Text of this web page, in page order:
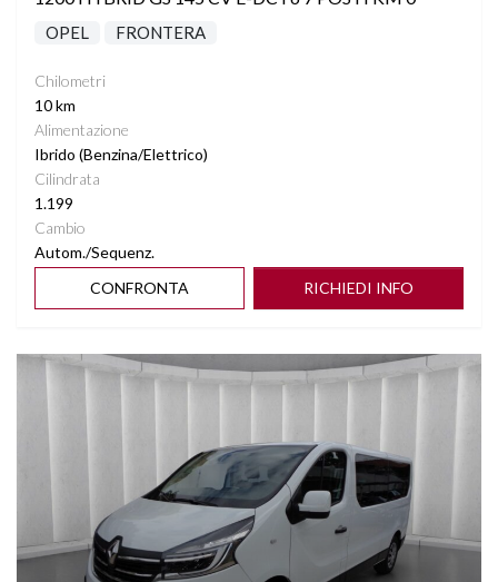
OPEL FRONTERA
Chilometri
10 km
Alimentazione
Ibrido (Benzina/Elettrico)
Cilindrata
1.199
Cambio
Autom./Sequenz.
CONFRONTA
RICHIEDI INFO
Vedi dettagli